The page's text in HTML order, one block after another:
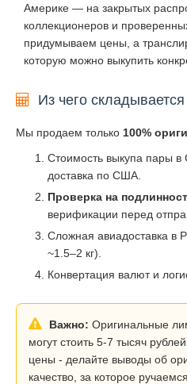
Америке — на закрытых
коллекционеров и
придумываем цены, а
которую можно выкупить
Из чего
Мы продаем только 100%
Стоимость выкупа пары
доставка по США.
Проверка на
верификации перед
Сложная авиадоставка в
~1.5–2 кг).
Конвертация валют и
Важно: Оригинальные
могут стоить 5-7 тысяч
цены - делайте выводы об
качество, за которое ручаемся.